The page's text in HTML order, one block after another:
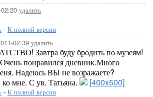
удалить
- К полной версии
02:39 удалить
Завтра буду бродить по музеям!
понравился дневник.Много
Надеюсь ВЫ не возражаете?
ко мне. С ув. Татьяна.
[400x500]
- К полной версии